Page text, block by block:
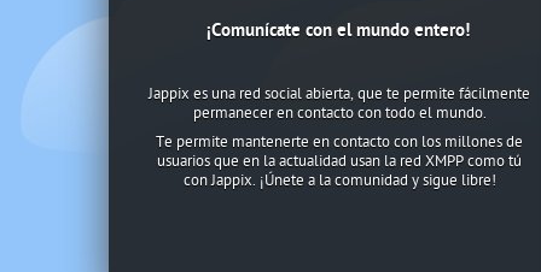
¡Comunícate con el mundo entero!
Jappix es una red social abierta, que te permite fácilmente
permanecer en contacto con todo el mundo.
Te permite mantenerte en contacto con los millones de
usuarios que en la actualidad usan la red XMPP como tú
con Jappix. ¡Únete a la comunidad y sigue libre!